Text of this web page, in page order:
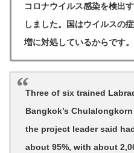
コロナウイルス感染を検出
しました。国はウイルスの
増に対処しているからです。
Three of six trained
Bangkok’s
the project leader said
about 95%, with about